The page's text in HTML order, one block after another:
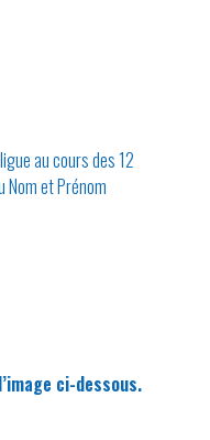
au cours des 12
Nom et Prénom
ci-dessous.